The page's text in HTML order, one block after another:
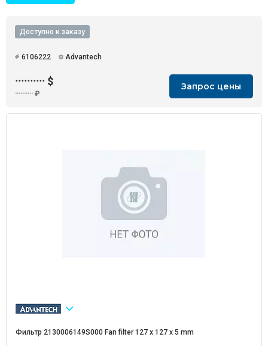
Доступно к заказу
6106222 Advantech
·········· $
·········· ₽
Запрос цены
Фильтр 2130006149S000 Fan filter 127 x 127 x 5 mm